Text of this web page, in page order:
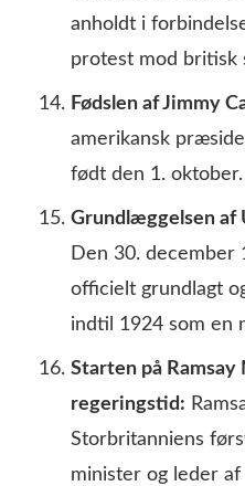
anholdt i
protest mod britisk
Fødslen af Jimmy
amerikansk
født den 1. oktober.
Grundlæggelsen af
Den 30. december
officielt grundlagt
indtil 1924 som en
Starten på Ramsay
regeringstid:
Storbritanniens
minister og leder